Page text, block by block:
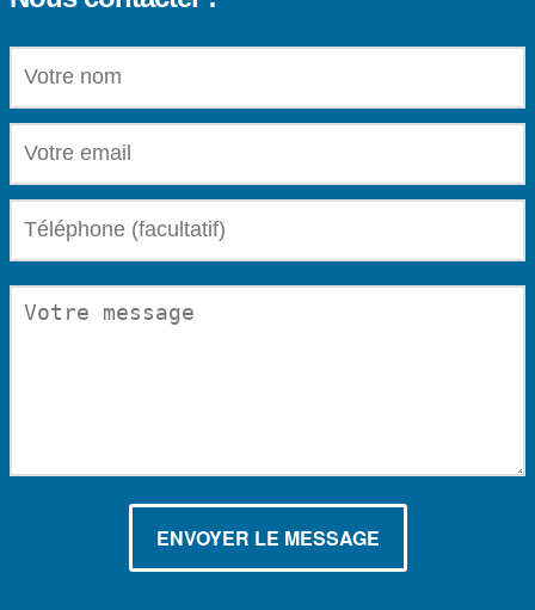
VOTRE NOM (OBLIGATOIRE)
VOTRE EMAIL (OBLIGATOIRE)
TÉLÉPHONE (FACULTATIF)
VOTRE MESSAGE (OBLIGATOIRE)
ENVOYER LE MESSAGE